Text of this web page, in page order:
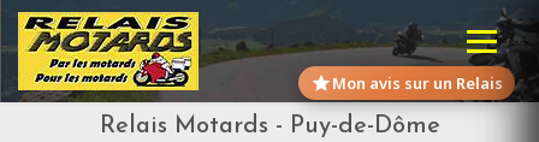
Mon avis sur un Relais
Relais Motards - Puy-de-Dôme